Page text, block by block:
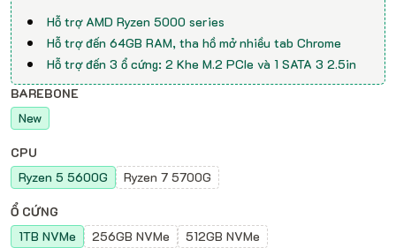
Hỗ trợ AMD Ryzen 5000 series
Hỗ trợ đến 64GB RAM, tha hồ mở nhiều tab Chrome
Hỗ trợ đến 3 ổ cứng: 2 Khe M.2 PCIe và 1 SATA 3 2.5in
BAREBONE
New
CPU
Ryzen 5 5600G
Ryzen 7 5700G
Ổ CỨNG
1TB NVMe
256GB NVMe 512GB NVMe